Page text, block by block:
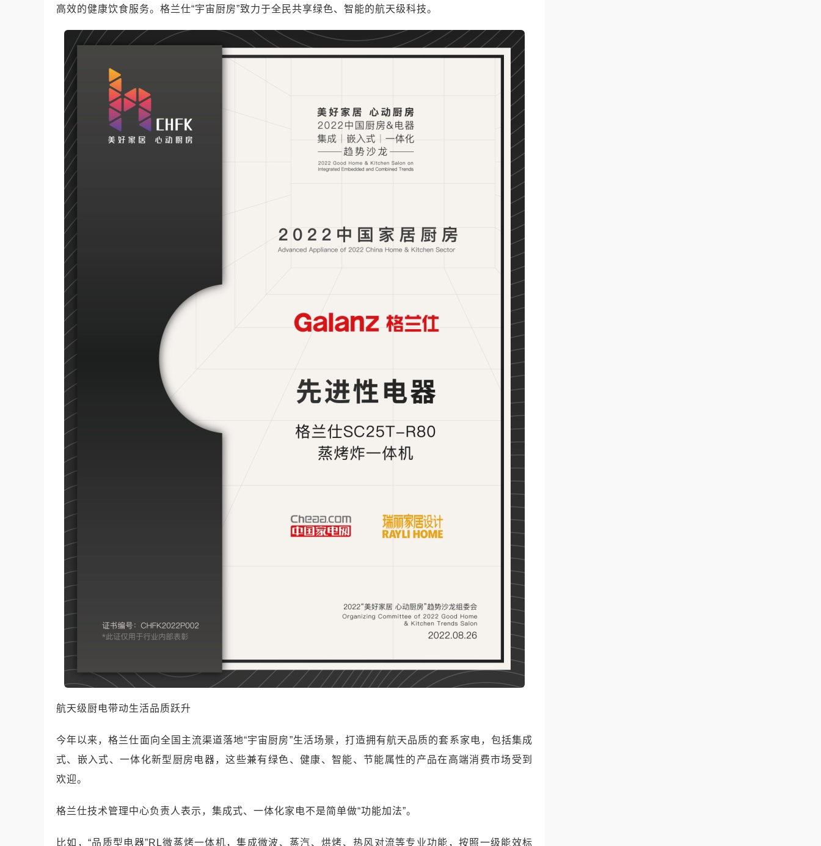
高效的健康饮食服务。格兰仕“宇宙厨房”致力于全民共享绿色、智能的航天级科技。
航天级厨电带动生活品质跃升
今年以来，格兰仕面向全国主流渠道落地“宇宙厨房”生活场景，打造拥有航天品质的套系家电，包括集成
式、嵌入式、一体化新型厨房电器，这些兼有绿色、健康、智能、节能属性的产品在高端消费市场受到
欢迎。
格兰仕技术管理中心负责人表示，集成式、一体化家电不是简单做“功能加法”。
比如，“品质型电器”RL微蒸烤一体机，集成微波、蒸汽、烘烤、热风对流等专业功能，按照一级能效标